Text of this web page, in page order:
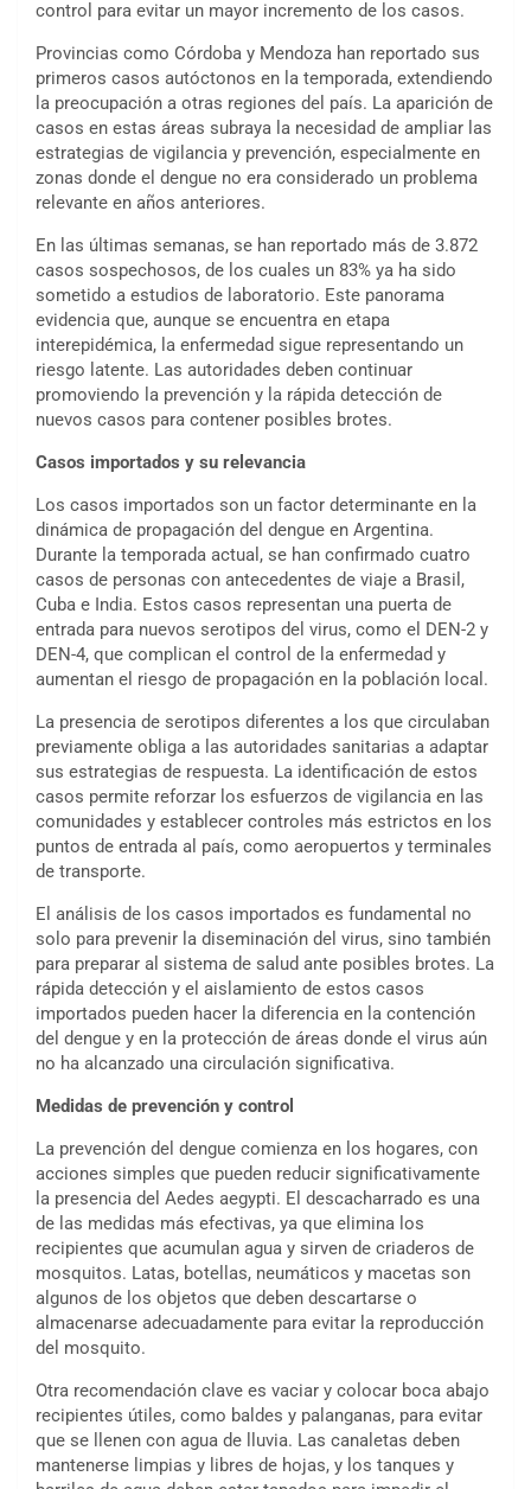
control para evitar un mayor incremento de los casos.
Provincias como Córdoba y Mendoza han reportado sus
primeros casos autóctonos en la temporada, extendiendo
la preocupación a otras regiones del país. La aparición de
casos en estas áreas subraya la necesidad de ampliar las
estrategias de vigilancia y prevención, especialmente en
zonas donde el dengue no era considerado un problema
relevante en años anteriores.
En las últimas semanas, se han reportado más de 3.872
casos sospechosos, de los cuales un 83% ya ha sido
sometido a estudios de laboratorio. Este panorama
evidencia que, aunque se encuentra en etapa
interepidémica, la enfermedad sigue representando un
riesgo latente. Las autoridades deben continuar
promoviendo la prevención y la rápida detección de
nuevos casos para contener posibles brotes.
Casos importados y su relevancia
Los casos importados son un factor determinante en la
dinámica de propagación del dengue en Argentina.
Durante la temporada actual, se han confirmado cuatro
casos de personas con antecedentes de viaje a Brasil,
Cuba e India. Estos casos representan una puerta de
entrada para nuevos serotipos del virus, como el DEN-2 y
DEN-4, que complican el control de la enfermedad y
aumentan el riesgo de propagación en la población local.
La presencia de serotipos diferentes a los que circulaban
previamente obliga a las autoridades sanitarias a adaptar
sus estrategias de respuesta. La identificación de estos
casos permite reforzar los esfuerzos de vigilancia en las
comunidades y establecer controles más estrictos en los
puntos de entrada al país, como aeropuertos y terminales
de transporte.
El análisis de los casos importados es fundamental no
solo para prevenir la diseminación del virus, sino también
para preparar al sistema de salud ante posibles brotes. La
rápida detección y el aislamiento de estos casos
importados pueden hacer la diferencia en la contención
del dengue y en la protección de áreas donde el virus aún
no ha alcanzado una circulación significativa.
Medidas de prevención y control
La prevención del dengue comienza en los hogares, con
acciones simples que pueden reducir significativamente
la presencia del Aedes aegypti. El descacharrado es una
de las medidas más efectivas, ya que elimina los
recipientes que acumulan agua y sirven de criaderos de
mosquitos. Latas, botellas, neumáticos y macetas son
algunos de los objetos que deben descartarse o
almacenarse adecuadamente para evitar la reproducción
del mosquito.
Otra recomendación clave es vaciar y colocar boca abajo
recipientes útiles, como baldes y palanganas, para evitar
que se llenen con agua de lluvia. Las canaletas deben
mantenerse limpias y libres de hojas, y los tanques y